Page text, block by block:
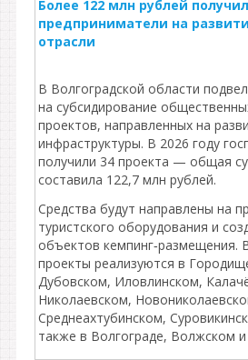
Более 122 млн рублей
предприниматели на
отрасли
В Волгоградской области
на субсидирование
проектов, направленных на
инфраструктуры. В 2026 году
получили 34 проекта — общая
составила 122,7 млн рублей.
Средства будут направлены на
туристского оборудования и
объектов кемпинг‑размещения.
проекты реализуются в
Дубовском, Иловлинском,
Николаевском,
Среднеахтубинском,
также в Волгограде, Волжском